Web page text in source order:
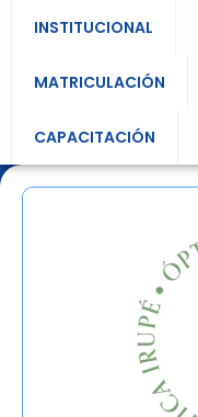
INSTITUCIONAL
MATRICULACIÓN
CAPACITACIÓN